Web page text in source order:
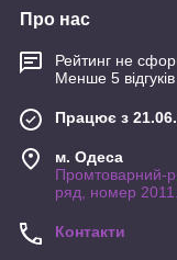
Про нас
Рейтинг не
Менше 5 відгуків
Працює з
м. Одеса
Промтоварний-
ряд, номер
Контакти